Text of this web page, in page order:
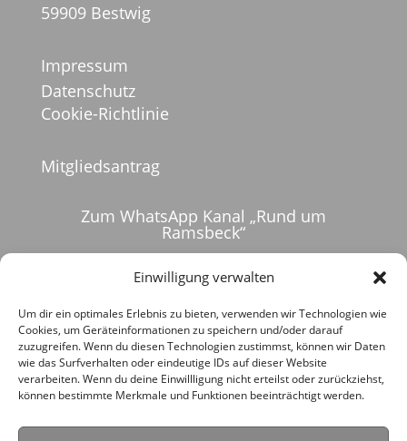
Einwilligung verwalten
Um dir ein optimales Erlebnis zu bieten, verwenden wir Technologien wie
Cookies, um Geräteinformationen zu speichern und/oder darauf
zuzugreifen. Wenn du diesen Technologien zustimmst, können wir Daten
wie das Surfverhalten oder eindeutige IDs auf dieser Website
verarbeiten. Wenn du deine Einwillligung nicht erteilst oder zurückziehst,
können bestimmte Merkmale und Funktionen beeinträchtigt werden.
59909 Bestwig
Impressum
Datenschutz
Cookie-Richtlinie
Mitgliedsantrag
Zum WhatsApp Kanal „Rund um
Ramsbeck“